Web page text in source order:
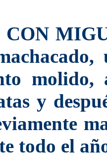
CON
molido,
y
todo el